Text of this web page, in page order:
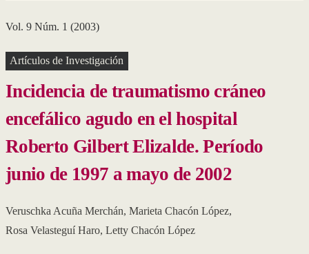
Vol. 9 Núm. 1 (2003)
Artículos de Investigación
Incidencia de traumatismo cráneo
encefálico agudo en el hospital
Roberto Gilbert Elizalde. Período
junio de 1997 a mayo de 2002
Veruschka Acuña Merchán, Marieta Chacón López,
Rosa Velasteguí Haro, Letty Chacón López